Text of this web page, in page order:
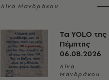
Λίνα Μανδράκου
Τα YOLO της
Πέμπτης
06.08.2026
Λίνα
Μανδράκου